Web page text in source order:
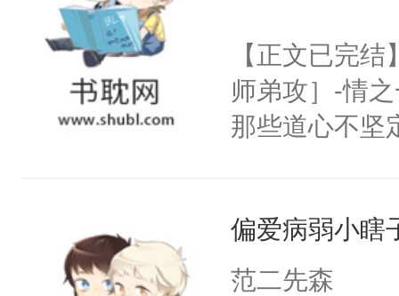
【正文已完
师弟攻］-情
那些道心不坚
妄。当他看到
白，这一切终
偏爱病弱小瞎
范二先森